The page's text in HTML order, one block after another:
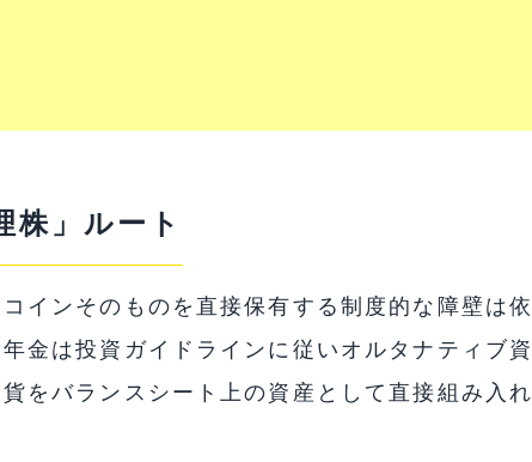
株」ルート
インそのものを直接保有する制度的な障壁は依
金は投資ガイドラインに従いオルタナティブ資
をバランスシート上の資産として直接組み入れ